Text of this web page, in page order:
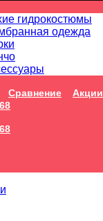
гидрокостюмы
одежда
Сравнение
Акции